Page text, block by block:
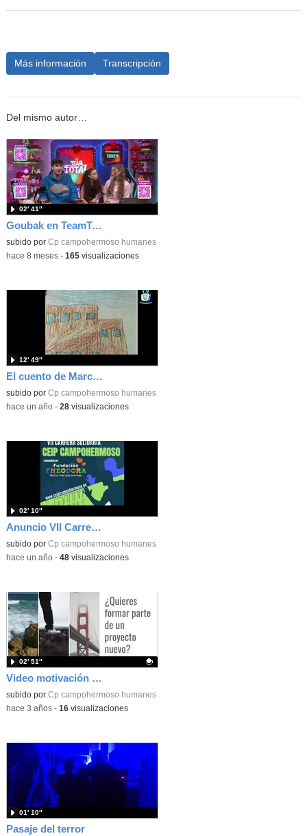
Más información Transcripción
Del mismo autor…
Goubak en TeamTotal de Clan
subido por Cp campohermoso humanes
02′ 41″
-hace 8 meses- 165visualizaciones
El cuento de Marcos y su amigo Oliver.
subido por Cp campohermoso humanes
12′ 49″
-hace un año- 28visualizaciones
Anuncio VII Carrera Solidaria CEIP Campohermoso
subido por Cp campohermoso humanes
02′ 10″
-hace un año- 48visualizaciones
Video motivación proyecto audiovisual CEIP Campohermoso
Contenido educativo.
subido por Cp campohermoso humanes
02′ 51″
-hace 3 años- 16visualizaciones
Pasaje del terror
01′ 10″